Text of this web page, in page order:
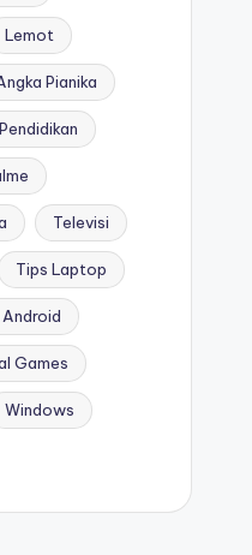
Lemot
Pianika
Pendidikan
Televisi
Tips Laptop
Games
Windows